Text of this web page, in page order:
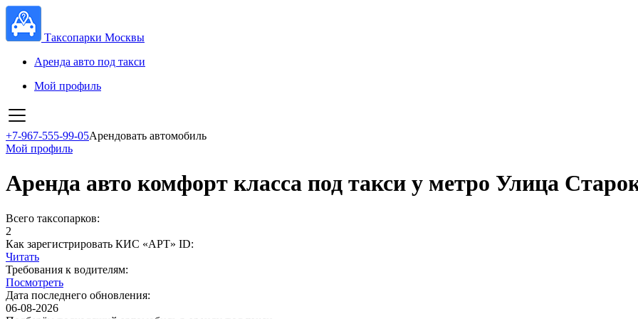
Таксопарки Москвы
Аренда авто под такси
Мой профиль
+7-967-555-99-05Арендовать автомобиль
Мой профиль
Аренда авто комфорт класса под такси у метро Улица
Всего таксопарков:
2
Как зарегистрировать КИС «АРТ» ID:
Читать
Требования к водителям:
Посмотреть
Дата последнего обновления:
06-08-2026